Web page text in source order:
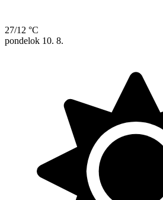
27/12 °C
pondelok 10. 8.